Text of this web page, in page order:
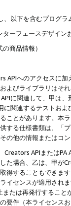
、以下を含むプログ
ーフェースデザイ
商品情報）
APIへのアクセスに
よびライブラリはそ
に関連して、甲は
に関連するテストお
ことがあります。本
する仕様書類は、「
の他の情報またはコ
Creators APIまたはPA
た場合、乙は、甲が
得することもできま
イセンスが適用され
たは再発行するこ
要件（本ライセン